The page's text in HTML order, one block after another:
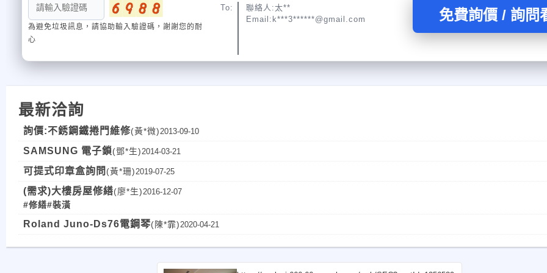
為避免垃圾訊息，請協助輸入驗證碼，謝謝您的耐
心
To:
聯絡人:太**
Email:k***3******@gmail.com
免費詢價 / 詢問
最新洽詢
詢價:不銹鋼鐵捲門維修(黃*微) 2013-09-10
SAMSUNG 電子鎖(鄧*生) 2014-03-21
可提式印章盒詢問 (黃*珊) 2019-07-25
(需求)大樓房屋修繕(廖*生) 2016-12-07
#修繕#裝潢
Roland Juno-Ds76電鋼琴(陳*霏) 2020-04-21